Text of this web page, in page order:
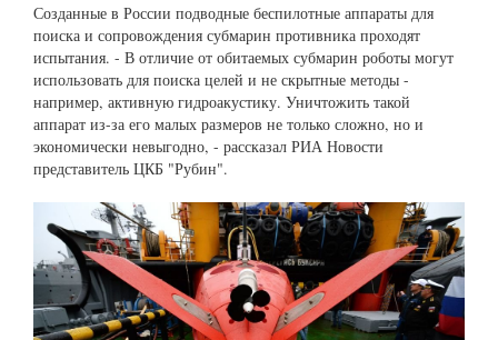
Созданные в России подводные беспилотные аппараты для
поиска и сопровождения субмарин противника проходят
испытания. - В отличие от обитаемых субмарин роботы могут
использовать для поиска целей и не скрытные методы -
например, активную гидроакустику. Уничтожить такой
аппарат из-за его малых размеров не только сложно, но и
экономически невыгодно, - рассказал РИА Новости
представитель ЦКБ "Рубин".